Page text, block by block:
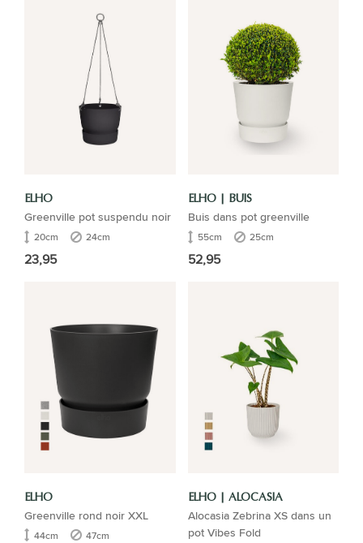
ELHO
Greenville pot suspendu noir
20cm 24cm
23,95
ELHO | BUIS
Buis dans pot greenville
55cm 25cm
52,95
ELHO
Greenville rond noir XXL
44cm 47cm
ELHO | ALOCASIA
Alocasia Zebrina XS dans un
pot Vibes Fold